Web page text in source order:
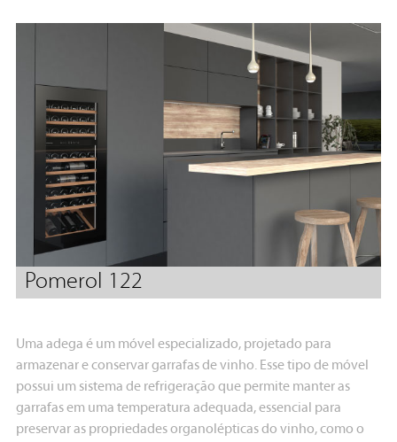
Pomerol 122
Uma adega é um móvel especializado, projetado para
armazenar e conservar garrafas de vinho. Esse tipo de móvel
possui um sistema de refrigeração que permite manter as
garrafas em uma temperatura adequada, essencial para
preservar as propriedades organolépticas do vinho, como o